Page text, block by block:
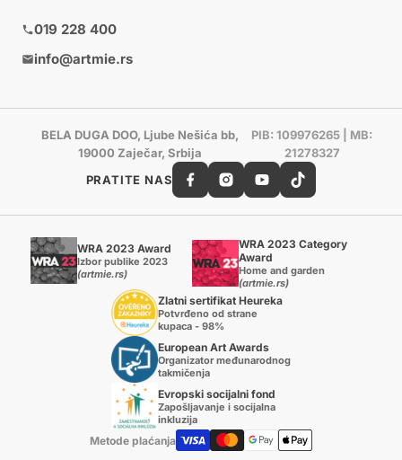
019 228 400
info@artmie.rs
BELA DUGA DOO, Ljube Nešića bb,
19000 Zaječar, Srbija
PIB: 109976265 | MB:
21278327
PRATITE NAS
WRA 2023 Award
Izbor publike 2023
(artmie.rs)
WRA 2023 Category
Award
Home and garden
(artmie.rs)
Zlatni sertifikat Heureka
Potvrđeno od strane
kupaca - 98%
European Art Awards
Organizator međunarodnog
takmičenja
Evropski socijalni fond
Zapošljavanje i socijalna
inkluzija
Metode plaćanja